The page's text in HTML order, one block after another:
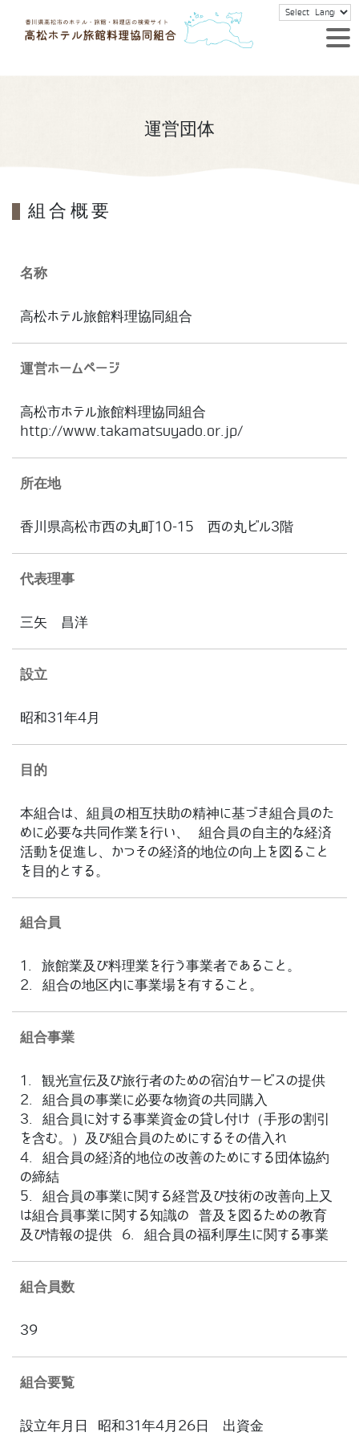
運営団体
組合概要
名称
高松ホテル旅館料理協同組合
運営ホームページ
高松市ホテル旅館料理協同組合
http://www.takamatsuyado.or.jp/
所在地
香川県高松市西の丸町10-15 西の丸ビル3階
代表理事
三矢 昌洋
設立
昭和31年4月
目的
本組合は、組員の相互扶助の精神に基づき組合員のた
めに必要な共同作業を行い、 組合員の自主的な経済
活動を促進し、かつその経済的地位の向上を図ること
を目的とする。
組合員
1. 旅館業及び料理業を行う事業者であること。
2. 組合の地区内に事業場を有すること。
組合事業
1. 観光宣伝及び旅行者のための宿泊サービスの提供
2. 組合員の事業に必要な物資の共同購入
3. 組合員に対する事業資金の貸し付け（手形の割引
を含む。）及び組合員のためにするその借入れ
4. 組合員の経済的地位の改善のためにする団体協約
の締結
5. 組合員の事業に関する経営及び技術の改善向上又
は組合員事業に関する知識の 普及を図るための教育
及び情報の提供 6. 組合員の福利厚生に関する事業
組合員数
39
組合要覧
設立年月日 昭和31年4月26日 出資金